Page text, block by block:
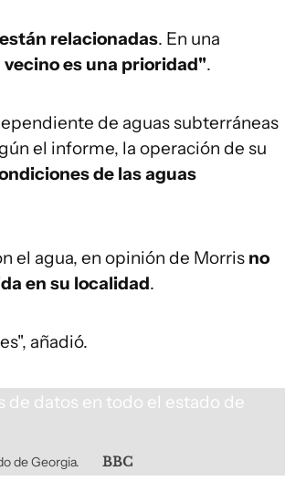
relacionadas. En una
vecino es una prioridad".
de aguas subterráneas
el informe, la operación de su
de las aguas
el agua, en opinión de Morris no
en su localidad.
añadió.
de Georgia. BBC